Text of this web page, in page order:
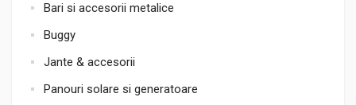
Bari si accesorii metalice
Buggy
Jante & accesorii
Panouri solare si generatoare